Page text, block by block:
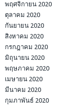
พฤศจิกายน 2020
ตุลาคม 2020
กันยายน 2020
สิงหาคม 2020
กรกฎาคม 2020
มิถุนายน 2020
พฤษภาคม 2020
เมษายน 2020
มีนาคม 2020
กุมภาพันธ์ 2020